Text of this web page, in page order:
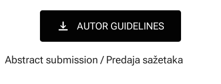
AUTOR GUIDELINES
Abstract submission / Predaja sažetaka